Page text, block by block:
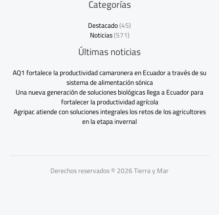
Categorías
Destacado(45)
Noticias(571)
Últimas noticias
AQ1 fortalece la productividad camaronera en Ecuador a través de su
sistema de alimentación sónica
Una nueva generación de soluciones biológicas llega a Ecuador para
fortalecer la productividad agrícola
Agripac atiende con soluciones integrales los retos de los agricultores
en la etapa invernal
Derechos reservados © 2026 Tierra y Mar